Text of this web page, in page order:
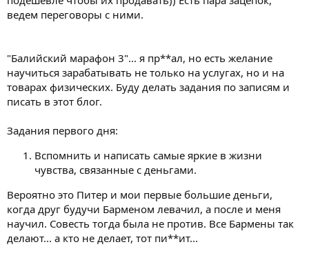
ведем переговоры с ними.
"Балийский марафон 3"... я пр**ал, но есть желание
научиться зарабатывать не только на услугах, но и на
товарах физических. Буду делать задания по записям и
писать в этот блог.
Задания первого дня:
Вспомнить и написать самые яркие в жизни
чувства, связанные с деньгами.
Вероятно это Питер и мои первые большие деньги,
когда друг будучи Барменом левачил, а после и меня
научил. Совесть тогда была не против. Все Бармены так
делают... а кто не делает, тот пи**ит...